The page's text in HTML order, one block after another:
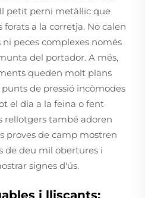
petit perni metàl·lic que
forats a la corretja. No calen
peces complexes només
del portador. A més,
queden molt plans
de pressió incòmodes
el dia a la feina o fent
rellotgers també adoren
proves de camp mostren
de deu mil obertures i
signes d'ús.
i lliscants: